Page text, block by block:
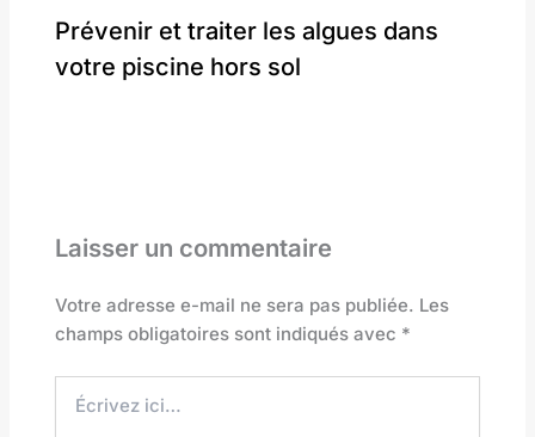
Prévenir et traiter les algues dans
votre piscine hors sol
Laisser un commentaire
Votre adresse e-mail ne sera pas publiée. Les
champs obligatoires sont indiqués avec *
ici…